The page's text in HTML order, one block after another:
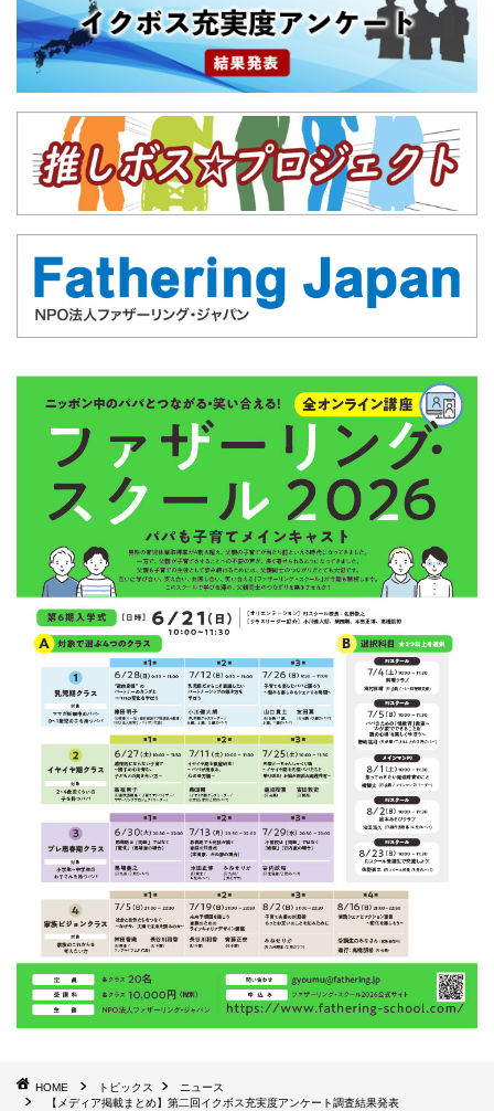
HOME トピックス
ニュース
【メディア掲載まとめ】第二回イクボス充実度アンケート調査結果発表